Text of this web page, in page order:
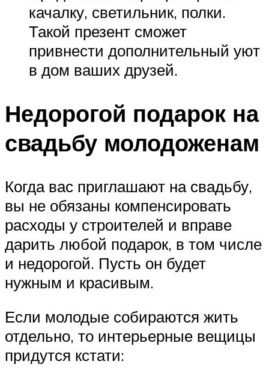
качалку, светильник, полки.
Такой презент сможет
привнести дополнительный уют
в дом ваших друзей.
Недорогой подарок на
свадьбу молодоженам
Когда вас приглашают на свадьбу,
вы не обязаны компенсировать
расходы у строителей и вправе
дарить любой подарок, в том числе
и недорогой. Пусть он будет
нужным и красивым.
Если молодые собираются жить
отдельно, то интерьерные вещицы
придутся кстати: